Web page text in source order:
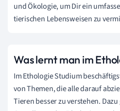
und Ökologie, um Dir ein
tierischen Lebensweisen zu
Was lernt man im
Im Ethologie Studium
von Themen, die alle darauf
Tieren besser zu verstehen.